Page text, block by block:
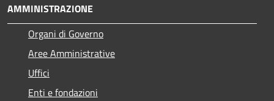
AMMINISTRAZIONE
Organi di Governo
Aree Amministrative
Uffici
Enti e fondazioni